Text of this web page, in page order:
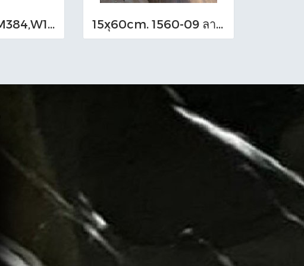
15x60cm. WM384,W15603,W1609A 15xุ60cm. 1560-09 ลายไม้โอ๊ค น้ำตาล